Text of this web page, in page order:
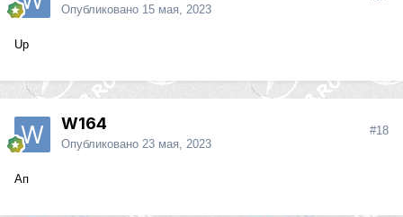
Опубликовано 15 мая, 2023
Up
W164
Опубликовано 23 мая, 2023
#18
Ап